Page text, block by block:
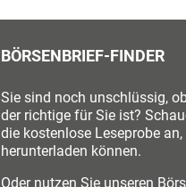
BÖRSENBRIEF-FINDER
Sie sind noch unschlüssig,
der richtige für Sie ist?
die kostenlose Leseprobe
herunterladen können.
Oder nutzen Sie unseren